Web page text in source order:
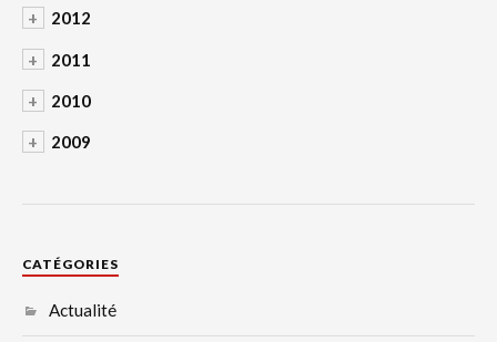
+ 2012
+ 2011
+ 2010
+ 2009
CATÉGORIES
Actualité